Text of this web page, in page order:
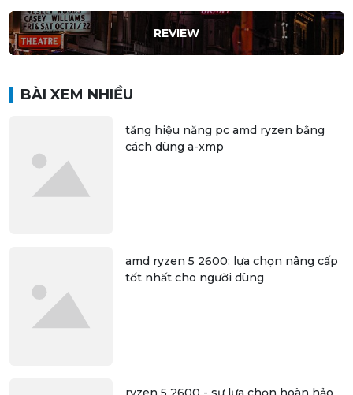
REVIEW
BÀI XEM NHIỀU
tăng hiệu năng pc amd ryzen bằng
cách dùng a-xmp
amd ryzen 5 2600: lựa chọn nâng cấp
tốt nhất cho người dùng